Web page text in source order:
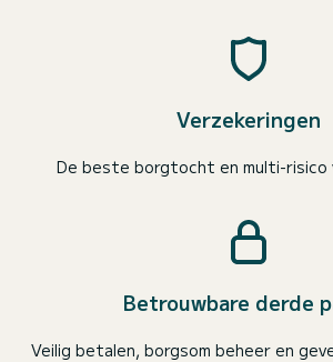
Verzekeringen
De beste borgtocht en multi-risico
Betrouwbare derde
Veilig betalen, borgsom beheer en